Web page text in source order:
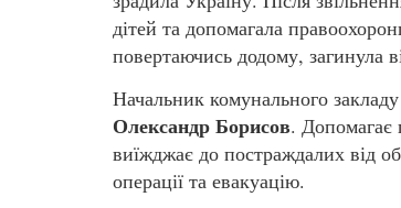
дітей та допомагала
повертаючись додому, загинула
Начальник комунального
Олександр Борисов. Допомагає
виїжджає до постраждалих від
операції та евакуацію.